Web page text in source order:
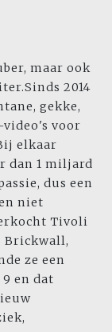
maar ook
2014
gekke,
voor
elkaar
dan 1 miljard
dus een
niet
Tivoli
Brickwall,
ze een
en dat